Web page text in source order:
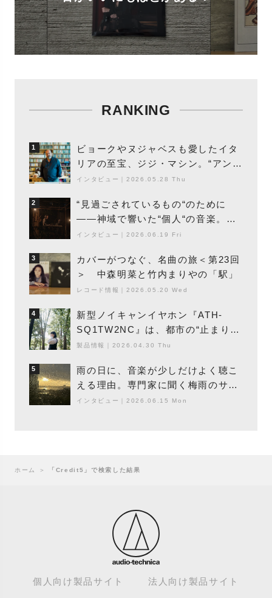
RANKING
1
ビョークやヌジャベスも愛したイタ
リアの至宝、ジジ・マシン。“アンビ
エントの巨匠”が明かす創作の原点
インタビュー 2026.05.28 Thu
2
“見過ごされているもの“のために
――神域で響いた“個人“の音楽。冥
丁の『赤城 夜神楽』をレポート
インタビュー 2026.06.19 Fri
3
カバーがつなぐ、名曲の旅＜第23回
＞ 中森明菜と竹内まりやの「駅」
レコード情報 2026.05.20 Wed
4
新型ノイキャンイヤホン『ATH-
SQ1TW2NC』は、都市の“止まり
木”になり得るーシンガーソングライ
製品情報 2026.04.30 Thu
5
雨の日に、音楽が少しだけよく聴こ
える理由。専門家に聞く梅雨のサウ
ンドスケープ
インタビュー 2026.06.15 Mon
ホーム ＞ 「Credit5」で検索した結果
個人向け製品サイト 法人向け製品サイト